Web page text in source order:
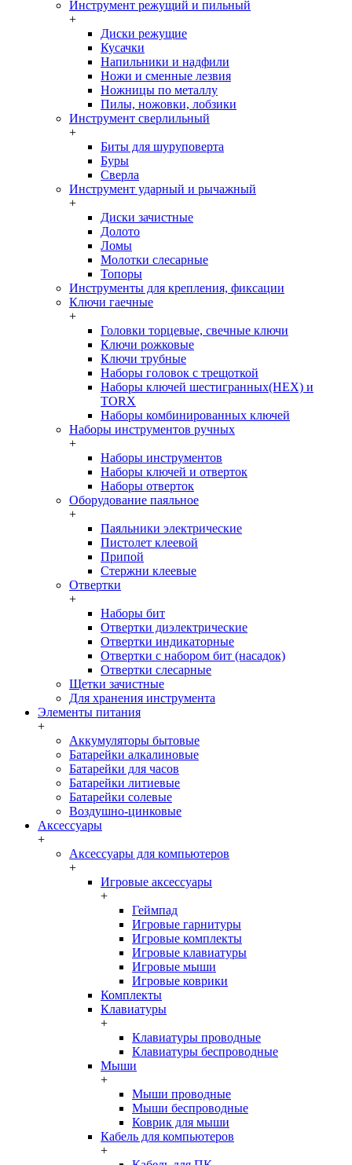
Инструмент режущий и пильный
+
Диски режущие
Кусачки
Напильники и надфили
Ножи и сменные лезвия
Ножницы по металлу
Пилы, ножовки, лобзики
Инструмент сверлильный
+
Биты для шуруповерта
Буры
Сверла
Инструмент ударный и рычажный
+
Диски зачистные
Долото
Ломы
Молотки слесарные
Топоры
Инструменты для крепления, фиксации
Ключи гаечные
+
Головки торцевые, свечные ключи
Ключи рожковые
Ключи трубные
Наборы головок c трещоткой
Наборы ключей шестигранных(HEX) и
TORX
Наборы комбинированных ключей
Наборы инструментов ручных
+
Наборы инструментов
Наборы ключей и отверток
Наборы отверток
Оборудование паяльное
+
Паяльники электрические
Пистолет клеевой
Припой
Стержни клеевые
Отвертки
+
Наборы бит
Отвертки диэлектрические
Отвертки индикаторные
Отвертки с набором бит (насадок)
Отвертки слесарные
Щетки зачистные
Для хранения инструмента
Элементы питания
+
Аккумуляторы бытовые
Батарейки алкалиновые
Батарейки для часов
Батарейки литиевые
Батарейки солевые
Воздушно-цинковые
Аксессуары
+
Аксессуары для компьютеров
+
Игровые аксессуары
+
Геймпад
Игровые гарнитуры
Игровые комплекты
Игровые клавиатуры
Игровые мыши
Игровые коврики
Комплекты
Клавиатуры
+
Клавиатуры проводные
Клавиатуры беспроводные
Мыши
+
Мыши проводные
Мыши беспроводные
Коврик для мыши
Кабель для компьютеров
+